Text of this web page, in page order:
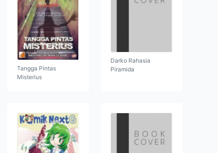
Tangga Pintas
Misterius
Darko Rahasia
Piramida